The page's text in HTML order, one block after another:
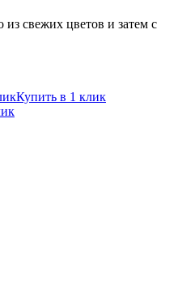
из свежих цветов и затем с
Купить в 1 клик